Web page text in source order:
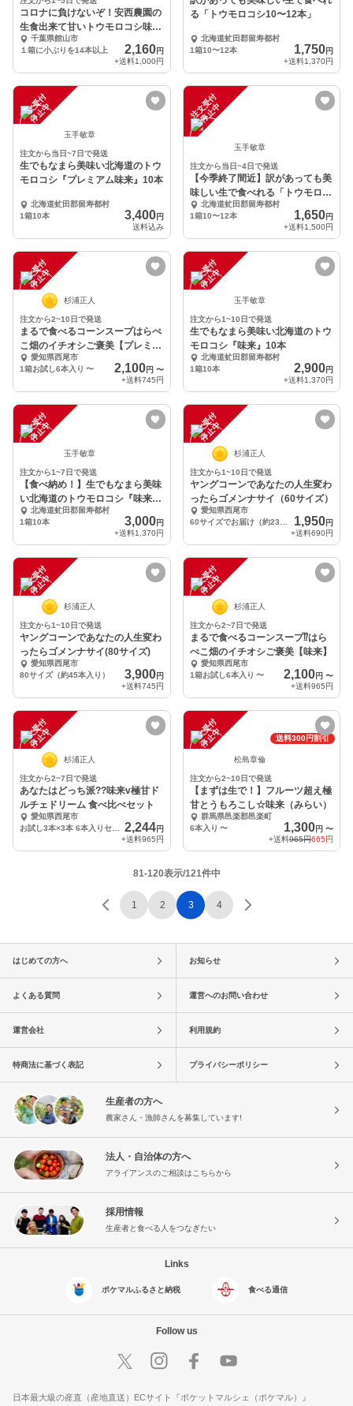
コロナに負けないぞ！安西農園の
生食出来て甘いトウモロコシ味
来。アウトレット！！
千葉県館山市
１箱に小ぶりを14本以上
2,160円
+送料1,000円
る「トウモロコシ10〜12本」
北海道虻田郡留寿都村
1箱10〜12本
1,750円
+送料1,370円
注
文
受
付
停
止
中
玉手敏章
注文から当日~7日で発送
生でもなまら美味い北海道のトウ
モロコシ『プレミアム味来』10本
北海道虻田郡留寿都村
1箱10本
3,400円
送料込み
注
文
受
付
停
止
中
玉手敏章
注文から当日~4日で発送
【今季終了間近】訳があっても美
味しい生で食べれる「トウモロコ
シ10〜12本」
北海道虻田郡留寿都村
1箱10〜12本
1,650円
+送料1,500円
注
文
受
付
停
止
中
杉浦正人
注文から2~10日で発送
まるで食べるコーンスープはらぺ
こ畑のイチオシご褒美【プレミア
ム味来】
愛知県西尾市
1箱お試し6本入り 〜 2,100円 〜
+送料745円
注
文
受
付
停
止
中
玉手敏章
注文から1~10日で発送
生でもなまら美味い北海道のトウ
モロコシ『味来』10本
北海道虻田郡留寿都村
1箱10本
2,900円
+送料1,370円
注
文
受
付
停
止
中
玉手敏章
注文から1~7日で発送
【食べ納め！】生でもなまら美味
い北海道のトウモロコシ『味来』
10本北海道虻田郡留寿都村
1箱10本
3,000円
+送料1,370円
注
文
受
付
停
止
中
杉浦正人
注文から1~10日で発送
ヤングコーンであなたの人生変わ
ったらゴメンナサイ（60サイズ）
愛知県西尾市
1,950円
+送料690円
注
文
受
付
停
止
中
杉浦正人
注文から1~10日で発送
ヤングコーンであなたの人生変わ
ったらゴメンナサイ(80サイズ)
愛知県西尾市
80サイズ（約45本入り）
3,900円
+送料745円
注
文
受
付
停
止
中
杉浦正人
注文から2~7日で発送
まるで食べるコーンスープ⁉︎はら
ぺこ畑のイチオシご褒美【味来】
愛知県西尾市
1箱お試し6本入り 〜 2,100円 〜
+送料965円
注
文
受
付
停
止
中
杉浦正人
注文から2~7日で発送
あなたはどっち派??味来v極甘ド
ルチェドリーム 食べ比べセット
愛知県西尾市
2,244円
+送料965円
注
文
受
付
停
止
中 送料300円割引
松島章倫
注文から2~10日で発送
【まずは生で！】フルーツ超え極
甘とうもろこし☆味来（みらい）
群馬県邑楽郡邑楽町
6本入り 〜 1,300円 〜
+送料965円665円
81-120表示/121件中
1 2 3 4
はじめての方へ お知らせ
よくある質問 運営へのお問い合わせ
運営会社 利用規約
特商法に基づく表記 プライバシーポリシー
生産者の方へ
農家さん・漁師さんを募集しています!
法人・自治体の方へ
アライアンスのご相談はこちらから
採用情報
生産者と食べる人をつなぎたい
Links
ポケマルふるさと納税 食べる通信
Follow us
日本最大級の産直（産地直送）ECサイト『ポケットマルシェ（ポケマル）』